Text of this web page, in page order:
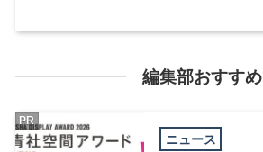
編集部おすすめ
ニュース
PR